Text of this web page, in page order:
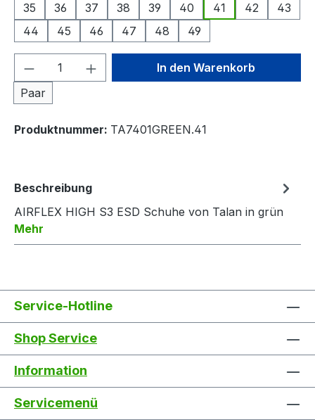
35
36 37 38 39 40 41 42
43
44
45 46 47 48 49
Produkt Anzahl: Gib den
Paar
In den Warenkorb
Produktnummer: TA7401GREEN.41
Beschreibung
AIRFLEX HIGH S3 ESD Schuhe von Talan in grün
Mehr
Service-Hotline
Shop Service
Information
Servicemenü